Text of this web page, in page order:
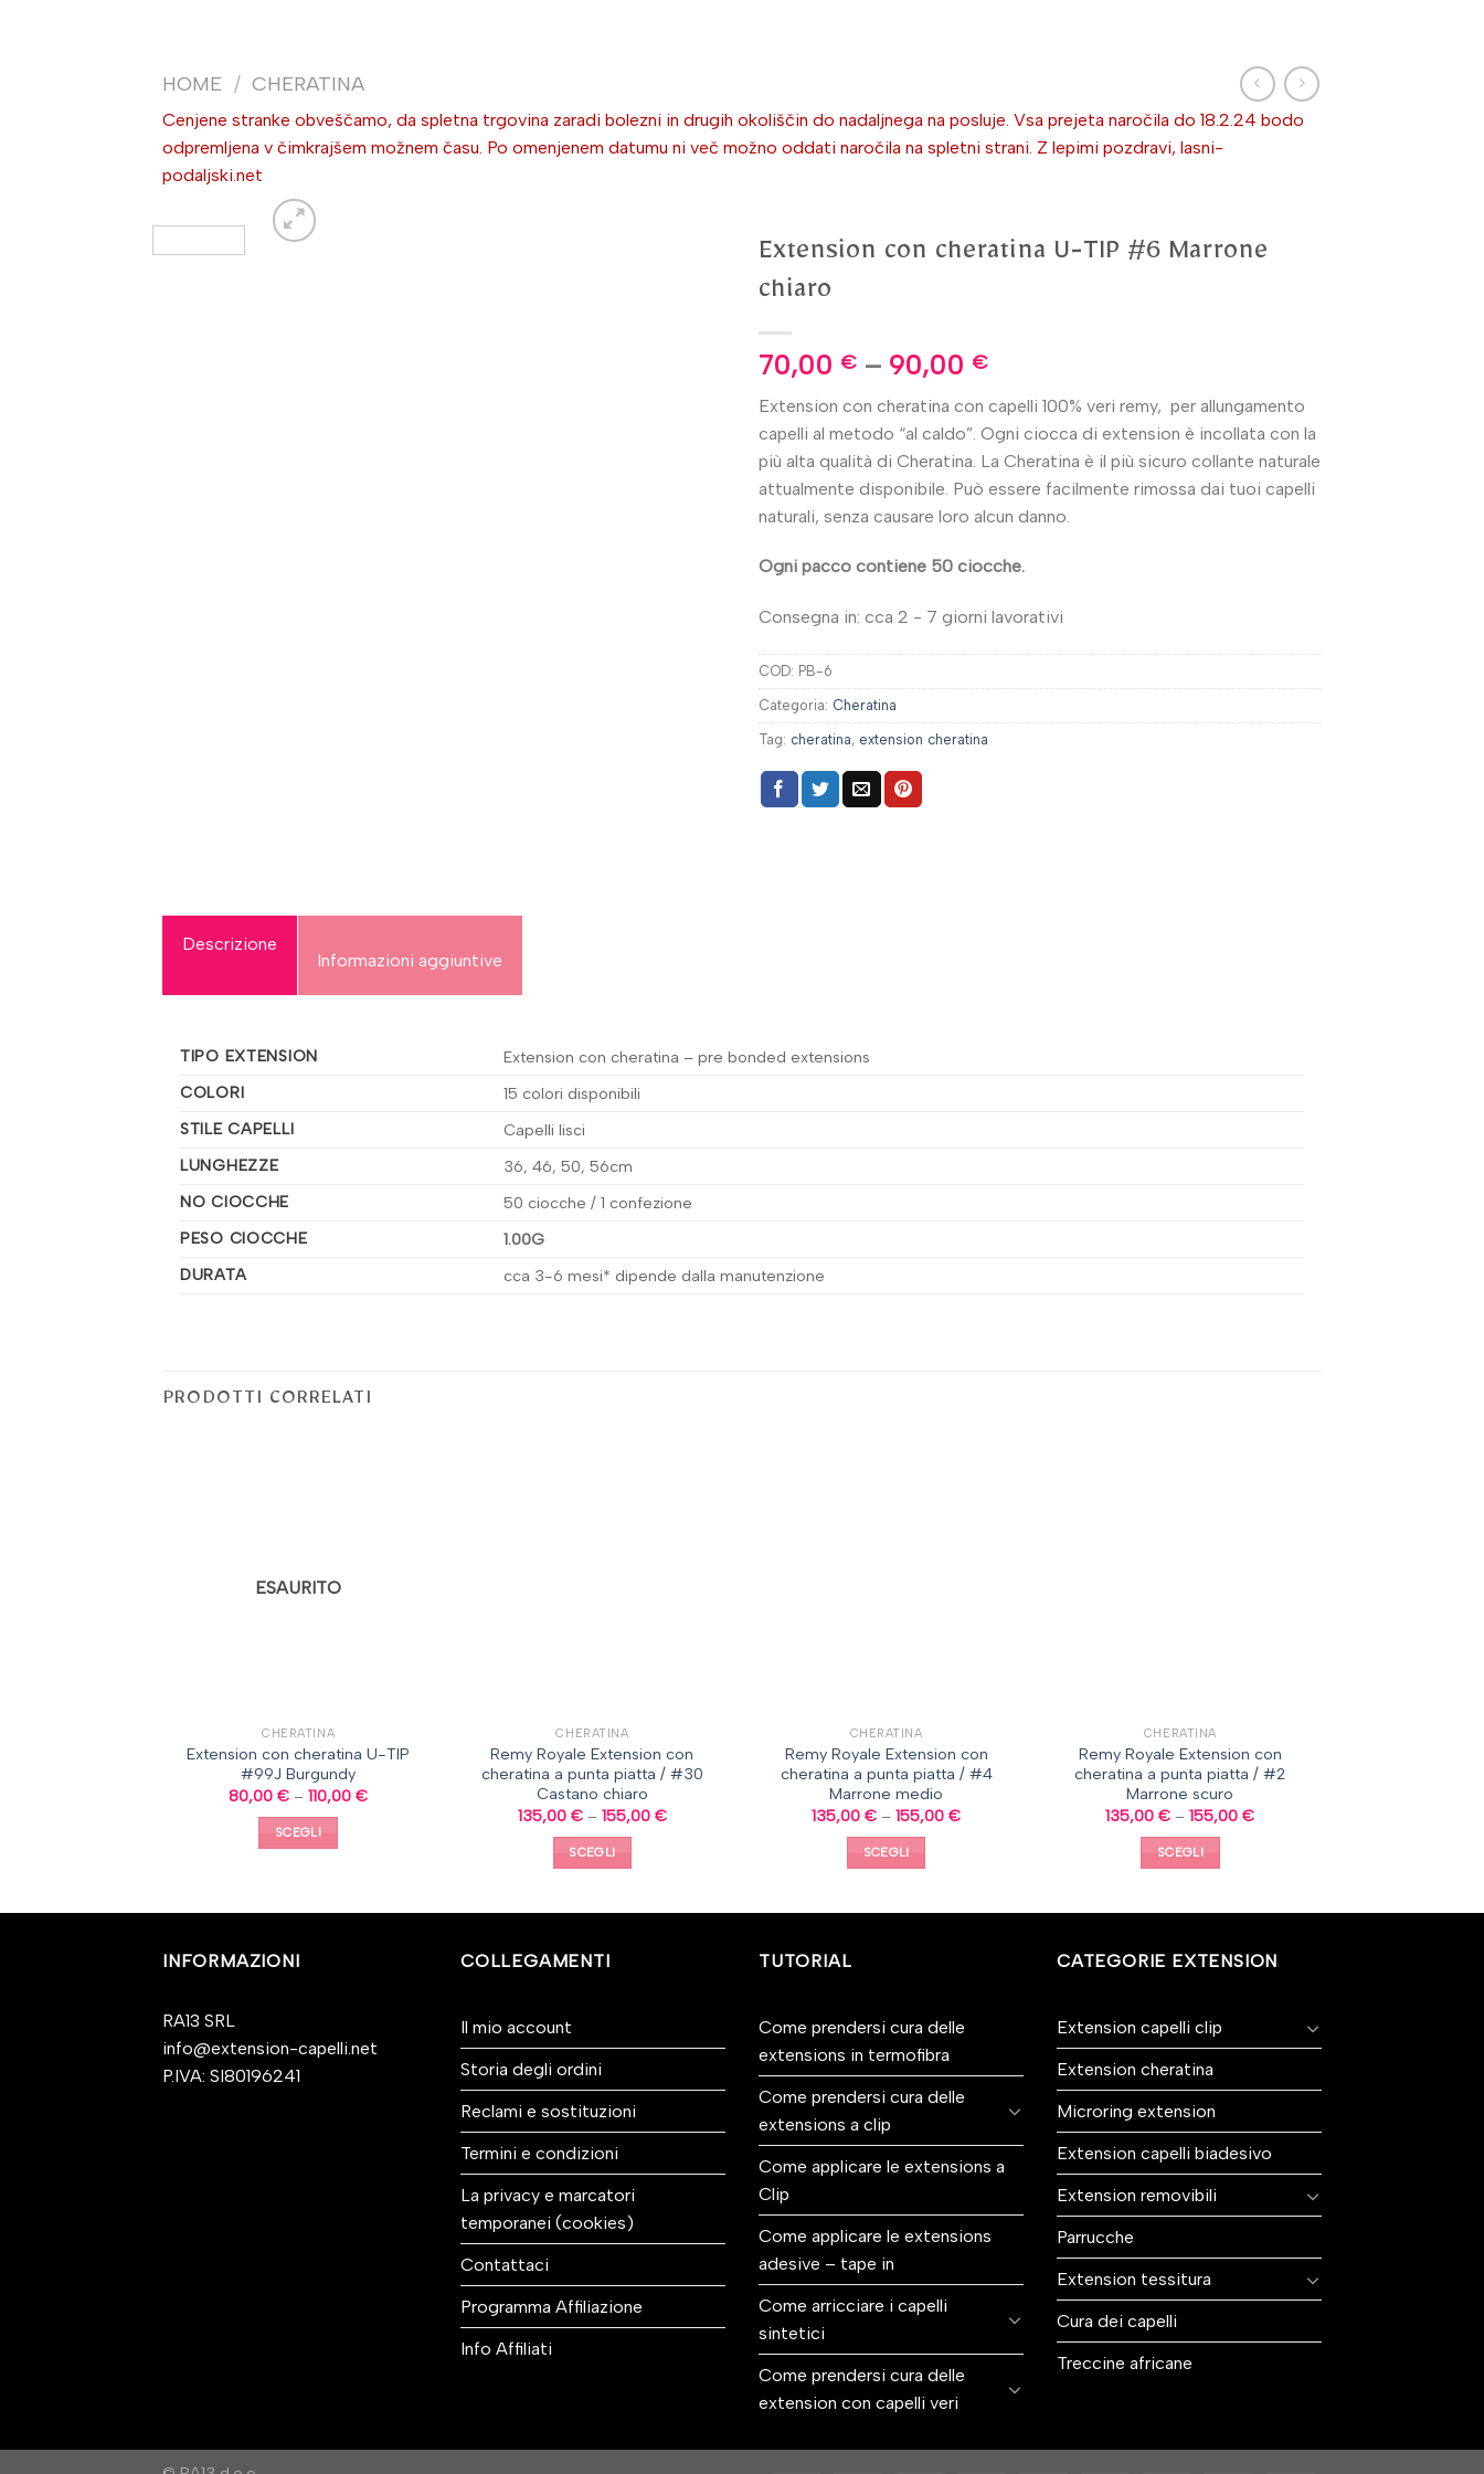
HOME / CHERATINA
Cenjene stranke obveščamo, da spletna trgovina zaradi bolezni in drugih okoliščin do nadaljnega na posluje. Vsa prejeta naročila do 18.2.24 bodo
odpremljena v čimkrajšem možnem času. Po omenjenem datumu ni več možno oddati naročila na spletni strani. Z lepimi pozdravi, lasni-
podaljski.net
Extension con cheratina U-TIP #6 Marrone
chiaro
70,00 € – 90,00 €
Extension con cheratina con capelli 100% veri remy, per allungamento
capelli al metodo “al caldo”. Ogni ciocca di extension è incollata con la
più alta qualità di Cheratina. La Cheratina è il più sicuro collante naturale
attualmente disponibile. Può essere facilmente rimossa dai tuoi capelli
naturali, senza causare loro alcun danno.
Ogni pacco contiene 50 ciocche.
Consegna in: cca 2 - 7 giorni lavorativi
COD: PB-6
Categoria: Cheratina
Tag: cheratina, extension cheratina
Descrizione
Informazioni aggiuntive
TIPO EXTENSION
Extension con cheratina – pre bonded extensions
COLORI
15 colori disponibili
STILE CAPELLI
Capelli lisci
LUNGHEZZE
36, 46, 50, 56cm
NO CIOCCHE
50 ciocche / 1 confezione
PESO CIOCCHE
1.00G
DURATA
cca 3-6 mesi* dipende dalla manutenzione
PRODOTTI CORRELATI
ESAURITO
CHERATINA
Extension con cheratina U-TIP
#99J Burgundy
80,00€ –110,00€
SCEGLI
CHERATINA
Remy Royale Extension con
cheratina a punta piatta / #30
Castano chiaro
135,00 €– 155,00 €
SCEGLI
CHERATINA
Remy Royale Extension con
cheratina a punta piatta / #4
Marrone medio
135,00€ –155,00€
SCEGLI
CHERATINA
Remy Royale Extension con
cheratina a punta piatta / #2
Marrone scuro
135,00€ –155,00€
SCEGLI
INFORMAZIONI
RA13 SRL
info@extension-capelli.net
P.IVA: SI80196241
COLLEGAMENTI
Il mio account
Storia degli ordini
Reclami e sostituzioni
Termini e condizioni
La privacy e marcatori
temporanei (cookies)
Contattaci
Programma Affiliazione
Info Affiliati
TUTORIAL
Come prendersi cura delle
extensions in termofibra
Come prendersi cura delle
extensions a clip
Come applicare le extensions a
Clip
Come applicare le extensions
adesive – tape in
Come arricciare i capelli
sintetici
Come prendersi cura delle
extension con capelli veri
CATEGORIE EXTENSION
Extension capelli clip
Extension cheratina
Microring extension
Extension capelli biadesivo
Extension removibili
Parrucche
Extension tessitura
Cura dei capelli
Treccine africane